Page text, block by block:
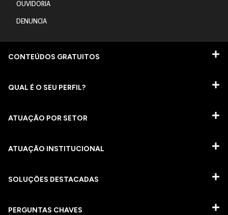
OUVIDORIA
DENUNCIA
CONTEÚDOS GRATUITOS
QUAL É O SEU PERFIL?
ATUAÇÃO POR SETOR
ATUAÇÃO INSTITUCIONAL
SOLUÇÕES DESTACADAS
PERGUNTAS CHAVES​